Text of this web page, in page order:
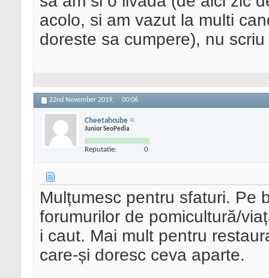
acolo, si am vazut la multi
doreste sa cumpere), nu
22nd November 2019, 00:06
Cheetahcube
Junior SeoPedia
Reputatie: 0
Mulțumesc pentru sfaturi. Pe
forumurilor de pomicultură/
i caut. Mai mult pentru
care-și doresc ceva aparte.